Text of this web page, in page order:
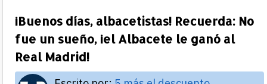
¡Buenos días, albacetistas! Recuerda: No
fue un sueño, ¡el Albacete le ganó al
Real Madrid!